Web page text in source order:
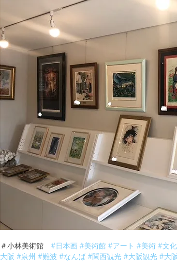
＃小林美術館 #日本画 #美術館 #アート #美術 #文
大阪 #泉州 #難波 #なんば #関西観光 #大阪観光 #大